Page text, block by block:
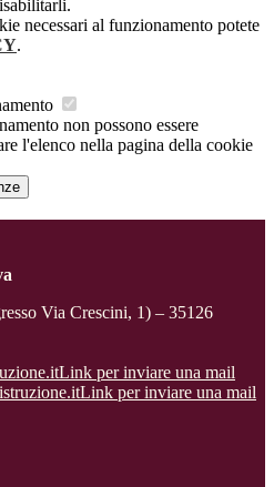
necessari al funzionamento potete
.
non possono essere
l'elenco nella pagina della cookie
Via Crescini, 1) – 35126
Link per inviare una mail
Link per inviare una mail